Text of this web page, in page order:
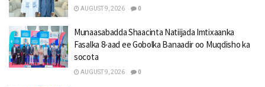
AUGUST 9, 2026 0
Munaasabadda Shaacinta Natiijada Imtixaanka
Fasalka 8-aad ee Gobolka Banaadir oo Muqdisho ka
socota
AUGUST 9, 2026 0